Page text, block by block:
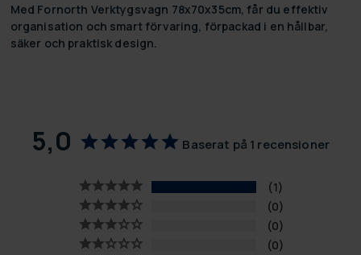
Med Fornorth Verktygsvagn 78x70x35cm, får du effektiv
organisation och smart förvaring, förpackad i en hållbar,
säker och praktisk design.
5,0 Baserat på 1 recensioner
1
0
0
0